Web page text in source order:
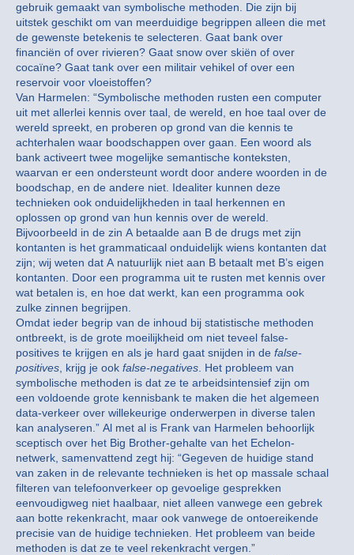
gebruik gemaakt van symbolische methoden. Die zijn bij
uitstek geschikt om van meerduidige begrippen alleen die met
de gewenste betekenis te selecteren. Gaat bank over
financiën of over rivieren? Gaat snow over skiën of over
cocaïne? Gaat tank over een militair vehikel of over een
reservoir voor vloeistoffen?
Van Harmelen: “Symbolische methoden rusten een computer
uit met allerlei kennis over taal, de wereld, en hoe taal over de
wereld spreekt, en proberen op grond van die kennis te
achterhalen waar boodschappen over gaan. Een woord als
bank activeert twee mogelijke semantische konteksten,
waarvan er een ondersteunt wordt door andere woorden in de
boodschap, en de andere niet. Idealiter kunnen deze
technieken ook onduidelijkheden in taal herkennen en
oplossen op grond van hun kennis over de wereld.
Bijvoorbeeld in de zin A betaalde aan B de drugs met zijn
kontanten is het grammaticaal onduidelijk wiens kontanten dat
zijn; wij weten dat A natuurlijk niet aan B betaalt met B’s eigen
kontanten. Door een programma uit te rusten met kennis over
wat betalen is, en hoe dat werkt, kan een programma ook
zulke zinnen begrijpen.
Omdat ieder begrip van de inhoud bij statistische methoden
ontbreekt, is de grote moeilijkheid om niet teveel false-
positives te krijgen en als je hard gaat snijden in de false-
positives , krijg je ook false-negatives . Het probleem van
symbolische methoden is dat ze te arbeidsintensief zijn om
een voldoende grote kennisbank te maken die het algemeen
data-verkeer over willekeurige onderwerpen in diverse talen
kan analyseren.” Al met al is Frank van Harmelen behoorlijk
sceptisch over het Big Brother-gehalte van het Echelon-
netwerk, samenvattend zegt hij: “Gegeven de huidige stand
van zaken in de relevante technieken is het op massale schaal
filteren van telefoonverkeer op gevoelige gesprekken
eenvoudigweg niet haalbaar, niet alleen vanwege een gebrek
aan botte rekenkracht, maar ook vanwege de ontoereikende
precisie van de huidige technieken. Het probleem van beide
methoden is dat ze te veel rekenkracht vergen.”